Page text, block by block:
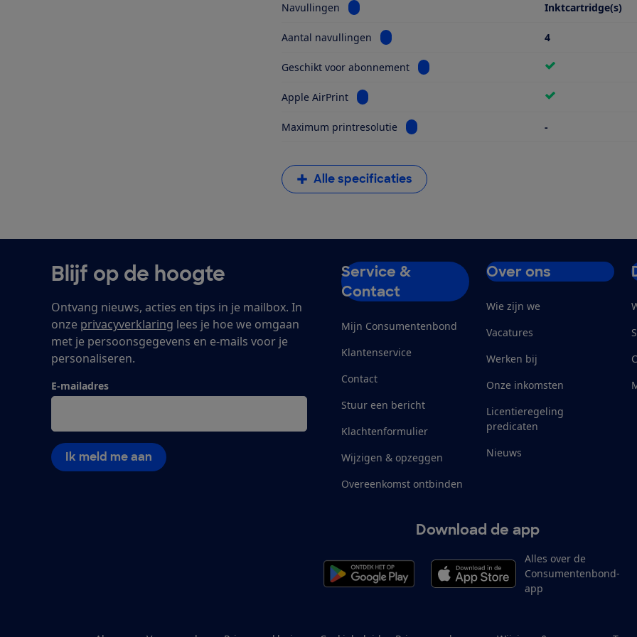
Navullingen Bekijk informatie voor Navullingen Inktcartridge(s)
Aantal navullingen Bekijk informatie voor Aantal navullingen
4
Geschikt voor abonnement Bekijk informatie voor Geschikt voor
Apple AirPrint Bekijk informatie voor Apple AirPrint
Maximum printresolutie Bekijk informatie voor Maximum printresolutie
-
Alle specificaties
Blijf op de hoogte
Ontvang nieuws, acties en tips in je mailbox. In
onze privacyverklaring lees je hoe we omgaan
met je persoonsgegevens en e-mails voor je
personaliseren.
E-mailadres
Ik meld me aan
Service &
Contact
Mijn Consumentenbond
Klantenservice
Contact
Stuur een bericht
Klachtenformulier
Wijzigen & opzeggen
Overeenkomst ontbinden
Over ons
Wie zijn we
Vacatures
Werken bij
Onze inkomsten
Licentieregeling
predicaten
Nieuws
Download de app
Alles over de
Consumentenbond-
app